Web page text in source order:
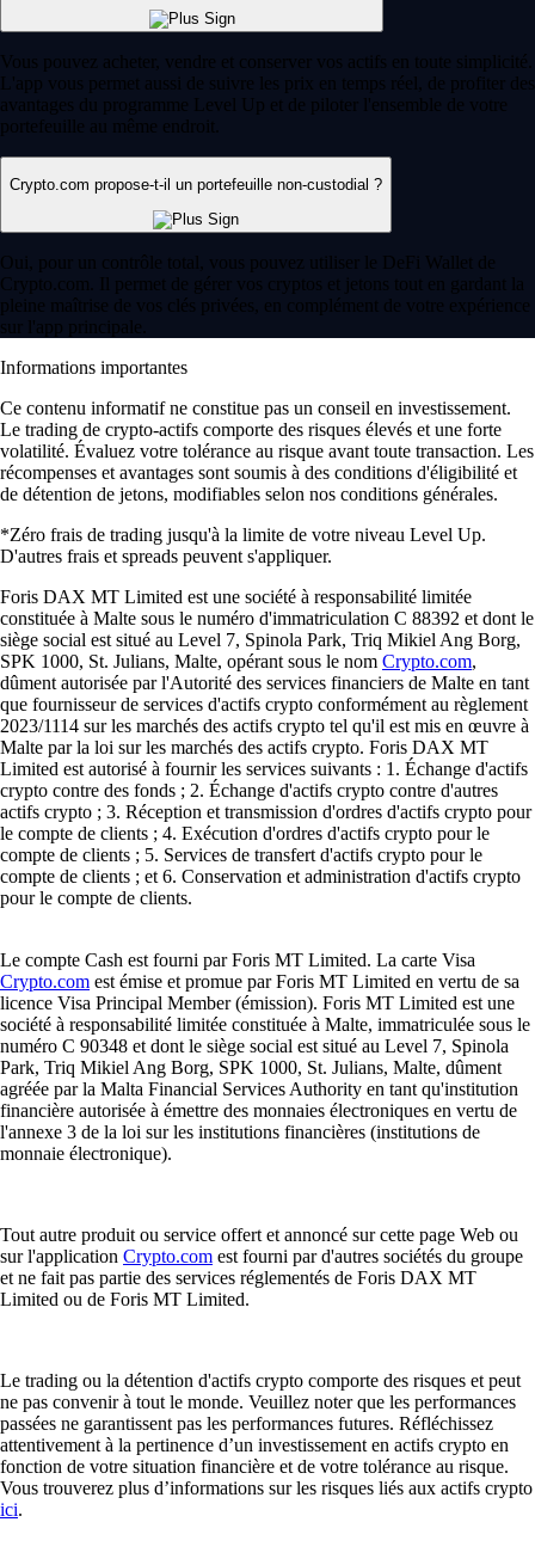
Vous pouvez acheter, vendre et conserver vos actifs en toute simplicité.
L'app vous permet aussi de suivre les prix en temps réel, de profiter des
avantages du programme Level Up et de piloter l'ensemble de votre
portefeuille au même endroit.
Crypto.com propose-t-il un portefeuille non-custodial ?
Oui, pour un contrôle total, vous pouvez utiliser le DeFi Wallet de
Crypto.com. Il permet de gérer vos cryptos et jetons tout en gardant la
pleine maîtrise de vos clés privées, en complément de votre expérience
sur l'app principale.
Informations importantes
Ce contenu informatif ne constitue pas un conseil en investissement.
Le trading de crypto-actifs comporte des risques élevés et une forte
volatilité. Évaluez votre tolérance au risque avant toute transaction. Les
récompenses et avantages sont soumis à des conditions d'éligibilité et
de détention de jetons, modifiables selon nos conditions générales.
*Zéro frais de trading jusqu'à la limite de votre niveau Level Up.
D'autres frais et spreads peuvent s'appliquer.
Foris DAX MT Limited est une société à responsabilité limitée
constituée à Malte sous le numéro d'immatriculation C 88392 et dont le
siège social est situé au Level 7, Spinola Park, Triq Mikiel Ang Borg,
SPK 1000, St. Julians, Malte, opérant sous le nom Crypto.com,
dûment autorisée par l'Autorité des services financiers de Malte en tant
que fournisseur de services d'actifs crypto conformément au règlement
2023/1114 sur les marchés des actifs crypto tel qu'il est mis en œuvre à
Malte par la loi sur les marchés des actifs crypto. Foris DAX MT
Limited est autorisé à fournir les services suivants : 1. Échange d'actifs
crypto contre des fonds ; 2. Échange d'actifs crypto contre d'autres
actifs crypto ; 3. Réception et transmission d'ordres d'actifs crypto pour
le compte de clients ; 4. Exécution d'ordres d'actifs crypto pour le
compte de clients ; 5. Services de transfert d'actifs crypto pour le
compte de clients ; et 6. Conservation et administration d'actifs crypto
pour le compte de clients.
Le compte Cash est fourni par Foris MT Limited. La carte Visa
Crypto.com est émise et promue par Foris MT Limited en vertu de sa
licence Visa Principal Member (émission). Foris MT Limited est une
société à responsabilité limitée constituée à Malte, immatriculée sous le
numéro C 90348 et dont le siège social est situé au Level 7, Spinola
Park, Triq Mikiel Ang Borg, SPK 1000, St. Julians, Malte, dûment
agréée par la Malta Financial Services Authority en tant qu'institution
financière autorisée à émettre des monnaies électroniques en vertu de
l'annexe 3 de la loi sur les institutions financières (institutions de
monnaie électronique).
Tout autre produit ou service offert et annoncé sur cette page Web ou
sur l'application Crypto.com est fourni par d'autres sociétés du groupe
et ne fait pas partie des services réglementés de Foris DAX MT
Limited ou de Foris MT Limited.
Le trading ou la détention d'actifs crypto comporte des risques et peut
ne pas convenir à tout le monde. Veuillez noter que les performances
passées ne garantissent pas les performances futures. Réfléchissez
attentivement à la pertinence d’un investissement en actifs crypto en
fonction de votre situation financière et de votre tolérance au risque.
Vous trouverez plus d’informations sur les risques liés aux actifs crypto
ici.